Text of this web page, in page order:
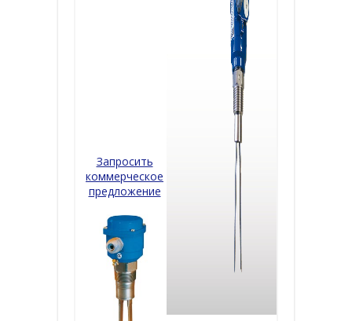
Запросить
коммерческое
предложение